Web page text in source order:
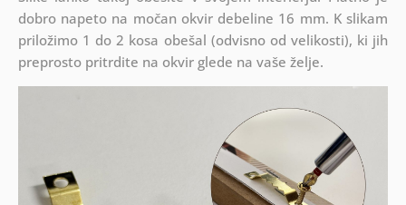
dobro napeto na močan okvir debeline 16 mm. K slikam
priložimo 1 do 2 kosa obešal (odvisno od velikosti), ki jih
preprosto pritrdite na okvir glede na vaše želje.